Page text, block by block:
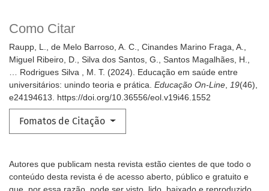
Como Citar
Raupp, L., de Melo Barroso, A. C., Cinandes Marino Fraga, A.,
Miguel Ribeiro, D., Silva dos Santos, G., Santos Magalhães, H.,
… Rodrigues Silva , M. T. (2024). Educação em saúde entre
universitários: unindo teoria e prática. Educação On-Line, 19(46),
e24194613. https://doi.org/10.36556/eol.v19i46.1552
Fomatos de Citação
Autores que publicam nesta revista estão cientes de que todo o
conteúdo desta revista é de acesso aberto, público e gratuito e